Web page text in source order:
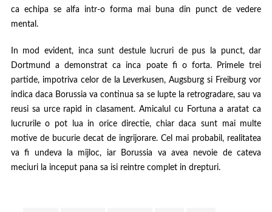
ca echipa se alfa intr-o forma mai buna din punct de vedere
mental.
In mod evident, inca sunt destule lucruri de pus la punct, dar
Dortmund a demonstrat ca inca poate fi o forta. Primele trei
partide, impotriva celor de la Leverkusen, Augsburg si Freiburg vor
indica daca Borussia va continua sa se lupte la retrogradare, sau va
reusi sa urce rapid in clasament. Amicalul cu Fortuna a aratat ca
lucrurile o pot lua in orice directie, chiar daca sunt mai multe
motive de bucurie decat de ingrijorare. Cel mai probabil, realitatea
va fi undeva la mijloc, iar Borussia va avea nevoie de cateva
meciuri la inceput pana sa isi reintre complet in drepturi.